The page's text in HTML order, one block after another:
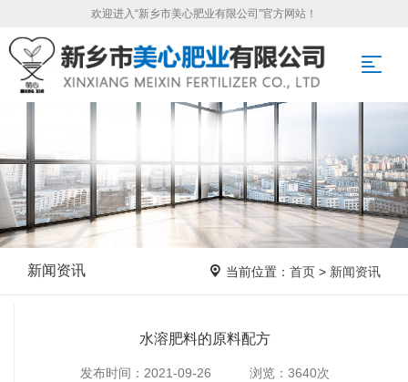
欢迎进入“新乡市美心肥业有限公司”官方网站！
新闻资讯 当前位置： 首页> 新闻资讯
水溶肥料的原料配方
发布时间：2021-09-26 浏览：3640次